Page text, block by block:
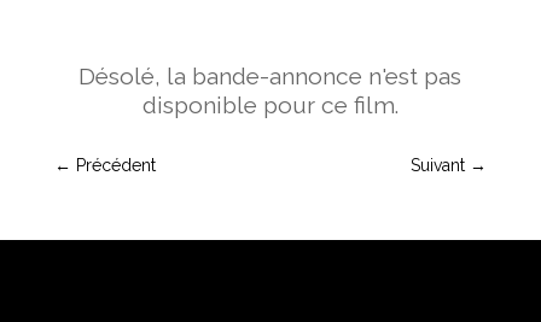
Désolé, la bande-annonce n'est pas
disponible pour ce film.
← Précédent Suivant →